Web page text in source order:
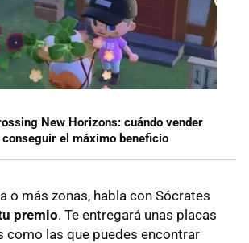
New Horizons: cuándo vender
conseguir el máximo beneficio
o más zonas, habla con Sócrates
premio. Te entregará unas placas
como las que puedes encontrar